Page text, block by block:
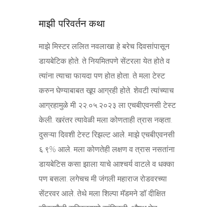
माझी परिवर्तन कथा
माझे मिस्टर ललित नवलाखा हे बरेच दिवसांपासून
डायबेटिक होते. ते नियमितपणे सेंटरला येत होते व
त्यांना त्याचा फायदा पण होत होता. ते मला टेस्ट
करुन घेण्याबाबत खूप आग्रही होते. शेवटी त्यांच्याच
आग्रहामुळे मी २२.०५.२०२३ ला एचबीएवनसी टेस्ट
केली. खरंतर त्यावेळी मला कोणताही त्रास नव्हता.
दुसऱ्या दिवशी टेस्ट रिझल्ट आले. माझे एचबीएवनसी
६.९% आले. मला कोणतेही लक्षण व त्रास नसतांना
डायबेटिस कसा झाला याचे आश्चर्य वाटले व धक्का
पण बसला. लगेचच मी जंगली महाराज रोडवरच्या
सेंटरवर आले. तेथे मला शिल्पा मॅडमने डॉ दीक्षित